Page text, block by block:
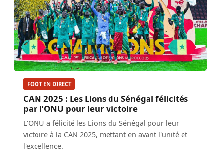
FOOT EN DIRECT
CAN 2025 : Les Lions du Sénégal félicités
par l’ONU pour leur victoire
L'ONU a félicité les Lions du Sénégal pour leur
victoire à la CAN 2025, mettant en avant l'unité et
l'excellence.